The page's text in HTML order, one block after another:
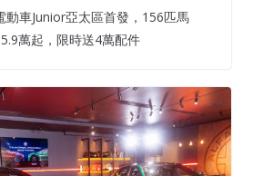
車Junior亞太區首發，156匹馬
萬起，限時送4萬配件